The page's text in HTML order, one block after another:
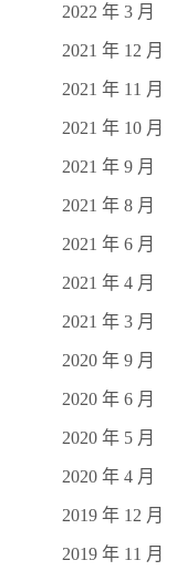
2022 年 3 月
2021 年 12 月
2021 年 11 月
2021 年 10 月
2021 年 9 月
2021 年 8 月
2021 年 6 月
2021 年 4 月
2021 年 3 月
2020 年 9 月
2020 年 6 月
2020 年 5 月
2020 年 4 月
2019 年 12 月
2019 年 11 月